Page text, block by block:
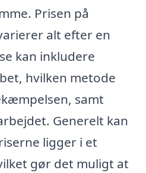
Prisen på
alt efter en
kan inkludere
hvilken metode
samt
Generelt kan
ligger i et
gør det muligt at